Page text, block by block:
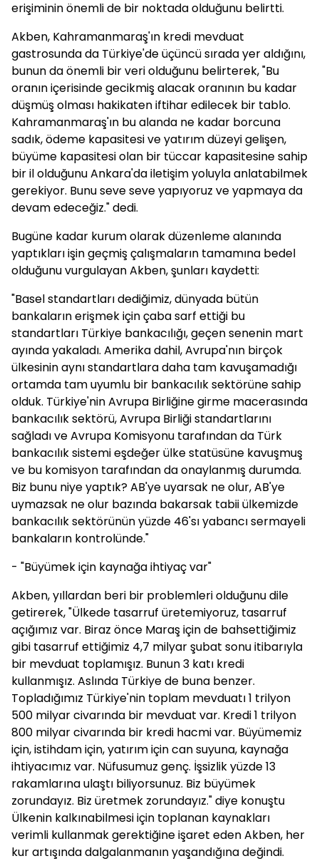
erişiminin önemli de bir noktada olduğunu belirtti.
Akben, Kahramanmaraş'ın kredi mevduat
gastrosunda da Türkiye'de üçüncü sırada yer aldığını,
bunun da önemli bir veri olduğunu belirterek, "Bu
oranın içerisinde gecikmiş alacak oranının bu kadar
düşmüş olması hakikaten iftihar edilecek bir tablo.
Kahramanmaraş'ın bu alanda ne kadar borcuna
sadık, ödeme kapasitesi ve yatırım düzeyi gelişen,
büyüme kapasitesi olan bir tüccar kapasitesine sahip
bir il olduğunu Ankara'da iletişim yoluyla anlatabilmek
gerekiyor. Bunu seve seve yapıyoruz ve yapmaya da
devam edeceğiz." dedi.
Bugüne kadar kurum olarak düzenleme alanında
yaptıkları işin geçmiş çalışmaların tamamına bedel
olduğunu vurgulayan Akben, şunları kaydetti:
"Basel standartları dediğimiz, dünyada bütün
bankaların erişmek için çaba sarf ettiği bu
standartları Türkiye bankacılığı, geçen senenin mart
ayında yakaladı. Amerika dahil, Avrupa'nın birçok
ülkesinin aynı standartlara daha tam kavuşamadığı
ortamda tam uyumlu bir bankacılık sektörüne sahip
olduk. Türkiye'nin Avrupa Birliğine girme macerasında
bankacılık sektörü, Avrupa Birliği standartlarını
sağladı ve Avrupa Komisyonu tarafından da Türk
bankacılık sistemi eşdeğer ülke statüsüne kavuşmuş
ve bu komisyon tarafından da onaylanmış durumda.
Biz bunu niye yaptık? AB'ye uyarsak ne olur, AB'ye
uymazsak ne olur bazında bakarsak tabii ülkemizde
bankacılık sektörünün yüzde 46'sı yabancı sermayeli
bankaların kontrolünde."
- "Büyümek için kaynağa ihtiyaç var"
Akben, yıllardan beri bir problemleri olduğunu dile
getirerek, "Ülkede tasarruf üretemiyoruz, tasarruf
açığımız var. Biraz önce Maraş için de bahsettiğimiz
gibi tasarruf ettiğimiz 4,7 milyar şubat sonu itibarıyla
bir mevduat toplamışız. Bunun 3 katı kredi
kullanmışız. Aslında Türkiye de buna benzer.
Topladığımız Türkiye'nin toplam mevduatı 1 trilyon
500 milyar civarında bir mevduat var. Kredi 1 trilyon
800 milyar civarında bir kredi hacmi var. Büyümemiz
için, istihdam için, yatırım için can suyuna, kaynağa
ihtiyacımız var. Nüfusumuz genç. İşsizlik yüzde 13
rakamlarına ulaştı biliyorsunuz. Biz büyümek
zorundayız. Biz üretmek zorundayız." diye konuştu
Ülkenin kalkınabilmesi için toplanan kaynakları
verimli kullanmak gerektiğine işaret eden Akben, her
kur artışında dalgalanmanın yaşandığına değindi.